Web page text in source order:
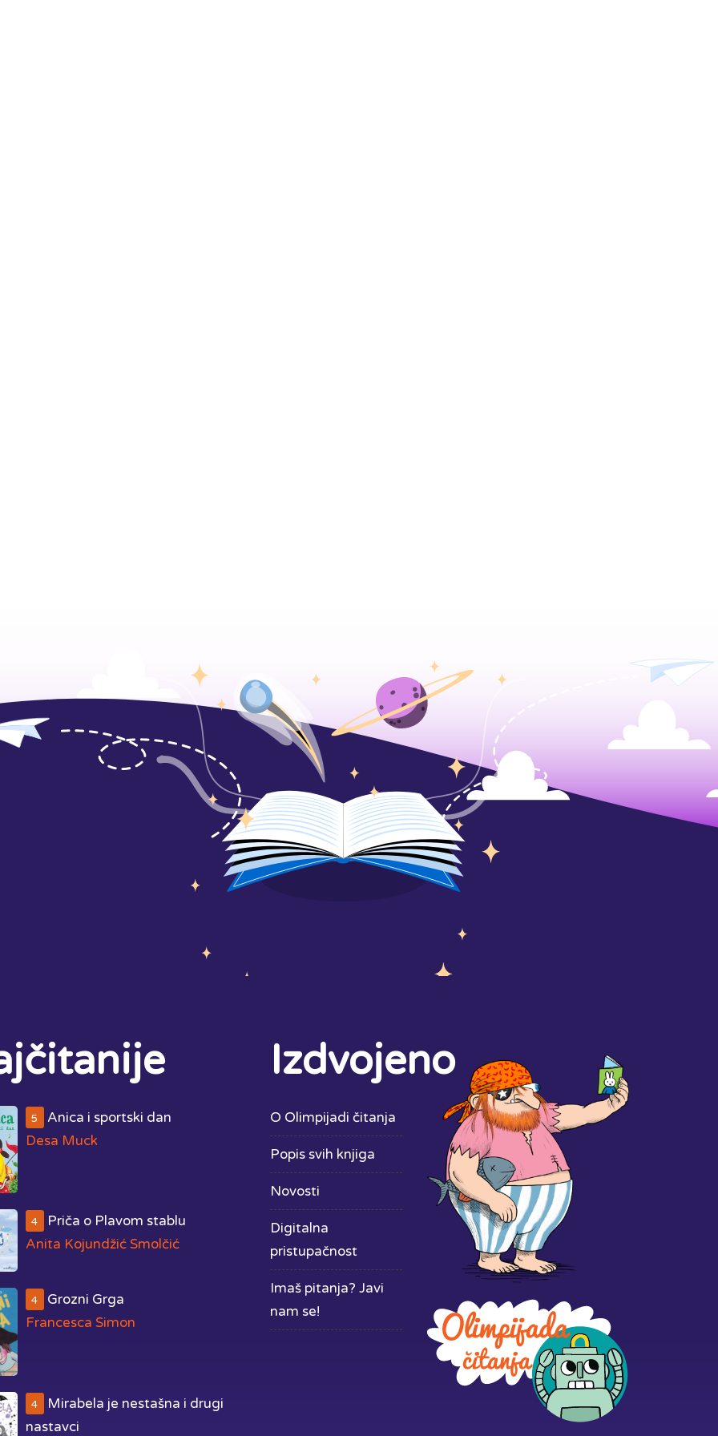
5
Anica i sportski dan
Desa Muck
4
Priča o Plavom stablu
Anita Kojundžić Smolčić
4
Grozni Grga
Francesca Simon
4
Mirabela je nestašna i drugi
nastavci
Izdvojeno
O Olimpijadi čitanja
Popis svih knjiga
Novosti
Digitalna
pristupačnost
Imaš pitanja? Javi
nam se!